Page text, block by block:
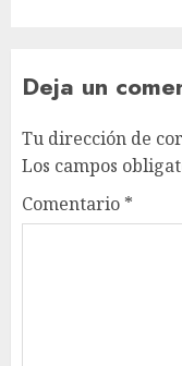
Deja un
Tu dirección de
Los campos
Comentario *